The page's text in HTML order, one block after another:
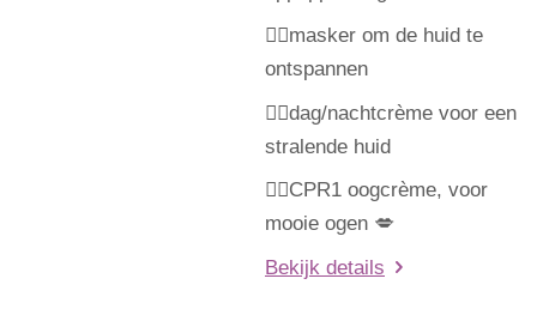
👉🏼masker om de huid te
ontspannen
👉🏼dag/nachtcrème voor een
stralende huid
👉🏼CPR1 oogcrème, voor
mooie ogen 💋
Bekijk details